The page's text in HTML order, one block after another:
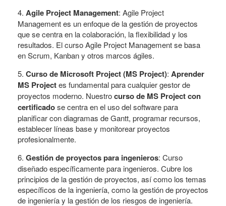
4. Agile Project Management: Agile Project
Management es un enfoque de la gestión de proyectos
que se centra en la colaboración, la flexibilidad y los
resultados. El curso Agile Project Management se basa
en Scrum, Kanban y otros marcos ágiles.
5. Curso de Microsoft Project (MS Project): Aprender
MS Projectes fundamental para cualquier gestor de
proyectos moderno. Nuestrocurso de MS Project con
certificadose centra en el uso del software para
planificar con diagramas de Gantt, programar recursos,
establecer líneas base y monitorear proyectos
profesionalmente.
6. Gestión de proyectos para ingenieros: Curso
diseñado específicamente para ingenieros. Cubre los
principios de la gestión de proyectos, así como los temas
específicos de la ingeniería, como la gestión de proyectos
de ingeniería y la gestión de los riesgos de ingeniería.